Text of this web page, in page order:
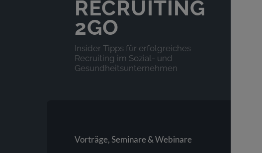
RECRUITING
2GO
Insider Tipps für erfolgreiches
Recruiting im Sozial- und
Gesundheitsunternehmen
Vorträge, Seminare & Webinare